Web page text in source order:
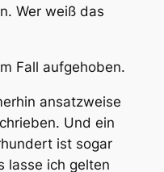
Wer weiß das
Fall aufgehoben.
ansatzweise
Und ein
ist sogar
lasse ich gelten